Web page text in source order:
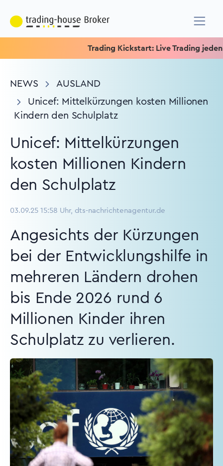
Trading Kickstart: Live Trading jeden
NEWS
AUSLAND
Unicef: Mittelkürzungen kosten Millionen
Kindern den Schulplatz
Unicef: Mittelkürzungen
kosten Millionen Kindern
den Schulplatz
03.09.25 15:58 Uhr, dts-nachrichtenagentur.de
Angesichts der Kürzungen
bei der Entwicklungshilfe in
mehreren Ländern drohen
bis Ende 2026 rund 6
Millionen Kinder ihren
Schulplatz zu verlieren.